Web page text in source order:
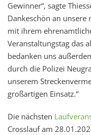
Gewinner“, sagte
Dankeschön an
mit ihrem
Veranstaltungstag das
bedanken uns
durch die Polizei
unserem
großartigen Einsatz.“
Die nächsten
Crosslauf am